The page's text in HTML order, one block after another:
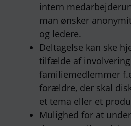
intern
man ønsker
og ledere.
Deltagelse kan ske
tilfælde af
familiemedlemmer
forældre, der skal
et tema eller et
Mulighed for at